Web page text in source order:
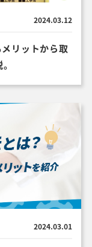
2024.03.12
リットから取
2024.03.01